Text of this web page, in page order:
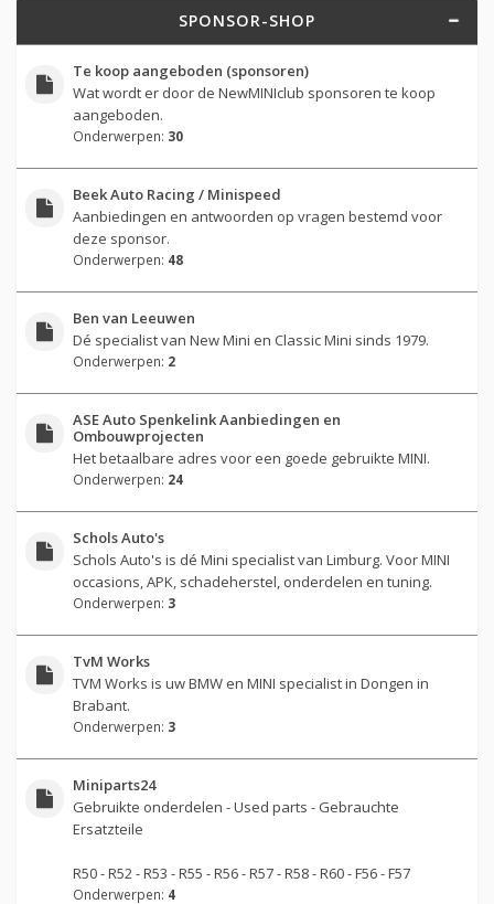
SPONSOR-SHOP
Te koop aangeboden (sponsoren)
Wat wordt er door de NewMINIclub sponsoren te koop
aangeboden.
Onderwerpen: 30
Beek Auto Racing / Minispeed
Aanbiedingen en antwoorden op vragen bestemd voor
deze sponsor.
Onderwerpen: 48
Ben van Leeuwen
Dé specialist van New Mini en Classic Mini sinds 1979.
Onderwerpen: 2
ASE Auto Spenkelink Aanbiedingen en
Ombouwprojecten
Het betaalbare adres voor een goede gebruikte MINI.
Onderwerpen: 24
Schols Auto's
Schols Auto's is dé Mini specialist van Limburg. Voor MINI
occasions, APK, schadeherstel, onderdelen en tuning.
Onderwerpen: 3
TvM Works
TVM Works is uw BMW en MINI specialist in Dongen in
Brabant.
Onderwerpen: 3
Miniparts24
Gebruikte onderdelen - Used parts - Gebrauchte
Ersatzteile
R50 - R52 - R53 - R55 - R56 - R57 - R58 - R60 - F56 - F57
Onderwerpen: 4